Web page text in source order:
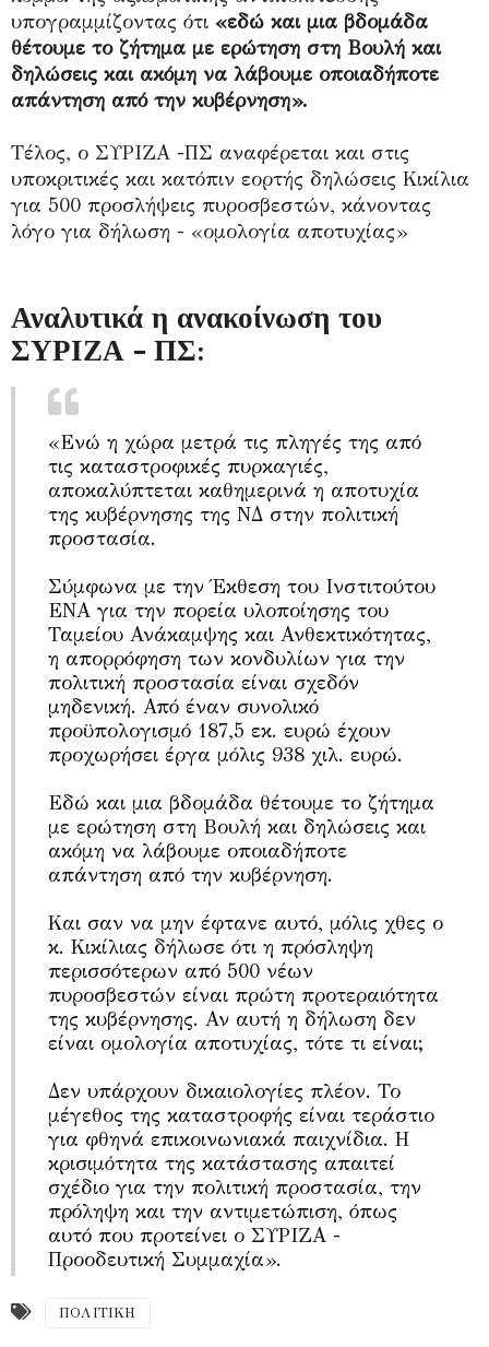
υπογραμμίζοντας ότι «εδώ και μια βδομάδα
θέτουμε το ζήτημα με ερώτηση στη Βουλή και
δηλώσεις και ακόμη να λάβουμε οποιαδήποτε
απάντηση από την κυβέρνηση».
Τέλος, ο ΣΥΡΙΖΑ -ΠΣ αναφέρεται και στις
υποκριτικές και κατόπιν εορτής δηλώσεις Κικίλια
για 500 προσλήψεις πυροσβεστών, κάνοντας
λόγο για δήλωση - «ομολογία αποτυχίας»
Αναλυτικά η ανακοίνωση του
ΣΥΡΙΖΑ - ΠΣ:
«Ενώ η χώρα μετρά τις πληγές της από
τις καταστροφικές πυρκαγιές,
αποκαλύπτεται καθημερινά η αποτυχία
της κυβέρνησης της ΝΔ στην πολιτική
προστασία.
Σύμφωνα με την Έκθεση του Ινστιτούτου
ΕΝΑ για την πορεία υλοποίησης του
Ταμείου Ανάκαμψης και Ανθεκτικότητας,
η απορρόφηση των κονδυλίων για την
πολιτική προστασία είναι σχεδόν
μηδενική. Από έναν συνολικό
προϋπολογισμό 187,5 εκ. ευρώ έχουν
προχωρήσει έργα μόλις 938 χιλ. ευρώ.
Εδώ και μια βδομάδα θέτουμε το ζήτημα
με ερώτηση στη Βουλή και δηλώσεις και
ακόμη να λάβουμε οποιαδήποτε
απάντηση από την κυβέρνηση.
Και σαν να μην έφτανε αυτό, μόλις χθες ο
κ. Κικίλιας δήλωσε ότι η πρόσληψη
περισσότερων από 500 νέων
πυροσβεστών είναι πρώτη προτεραιότητα
της κυβέρνησης. Αν αυτή η δήλωση δεν
είναι ομολογία αποτυχίας, τότε τι είναι;
Δεν υπάρχουν δικαιολογίες πλέον. Το
μέγεθος της καταστροφής είναι τεράστιο
για φθηνά επικοινωνιακά παιχνίδια. Η
κρισιμότητα της κατάστασης απαιτεί
σχέδιο για την πολιτική προστασία, την
πρόληψη και την αντιμετώπιση, όπως
αυτό που προτείνει ο ΣΥΡΙΖΑ -
Προοδευτική Συμμαχία».
ΠΟΛΙΤΙΚΗ